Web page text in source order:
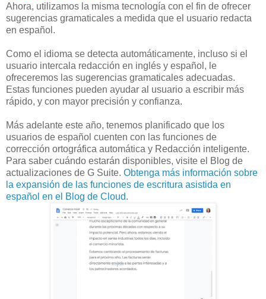
Ahora, utilizamos la misma tecnología con el fin de ofrecer
sugerencias gramaticales a medida que el usuario redacta
en español.
Como el idioma se detecta automáticamente, incluso si el
usuario intercala redacción en inglés y español, le
ofreceremos las sugerencias gramaticales adecuadas.
Estas funciones pueden ayudar al usuario a escribir más
rápido, y con mayor precisión y confianza.
Más adelante este año, tenemos planificado que los
usuarios de español cuenten con las funciones de
corrección ortográfica automática y Redacción inteligente.
Para saber cuándo estarán disponibles, visite el Blog de
actualizaciones de G Suite. Obtenga más información sobre
la expansión de las funciones de escritura asistida en
español en el Blog de Cloud.